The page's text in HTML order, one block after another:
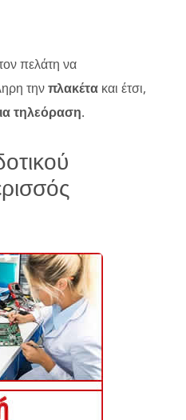
πελάτη να
τηνπλακέτα και έτσι,
τηλεόραση.